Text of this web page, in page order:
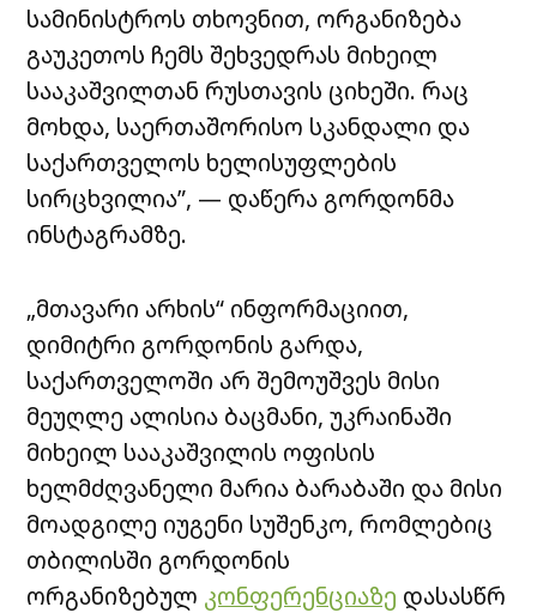
სამინისტროს თხოვნით, ორგანიზება
გაუკეთოს ჩემს შეხვედრას მიხეილ
სააკაშვილთან რუსთავის ციხეში. რაც
მოხდა, საერთაშორისო სკანდალი და
საქართველოს ხელისუფლების
სირცხვილია”, — დაწერა გორდონმა
ინსტაგრამზე.
„მთავარი არხის“ ინფორმაციით,
დიმიტრი გორდონის გარდა,
საქართველოში არ შემოუშვეს მისი
მეუღლე ალისია ბაცმანი, უკრაინაში
მიხეილ სააკაშვილის ოფისის
ხელმძღვანელი მარია ბარაბაში და მისი
მოადგილე იუგენი სუშენკო, რომლებიც
თბილისში გორდონის
ორგანიზებულ კონფერენციაზე დასასწრ